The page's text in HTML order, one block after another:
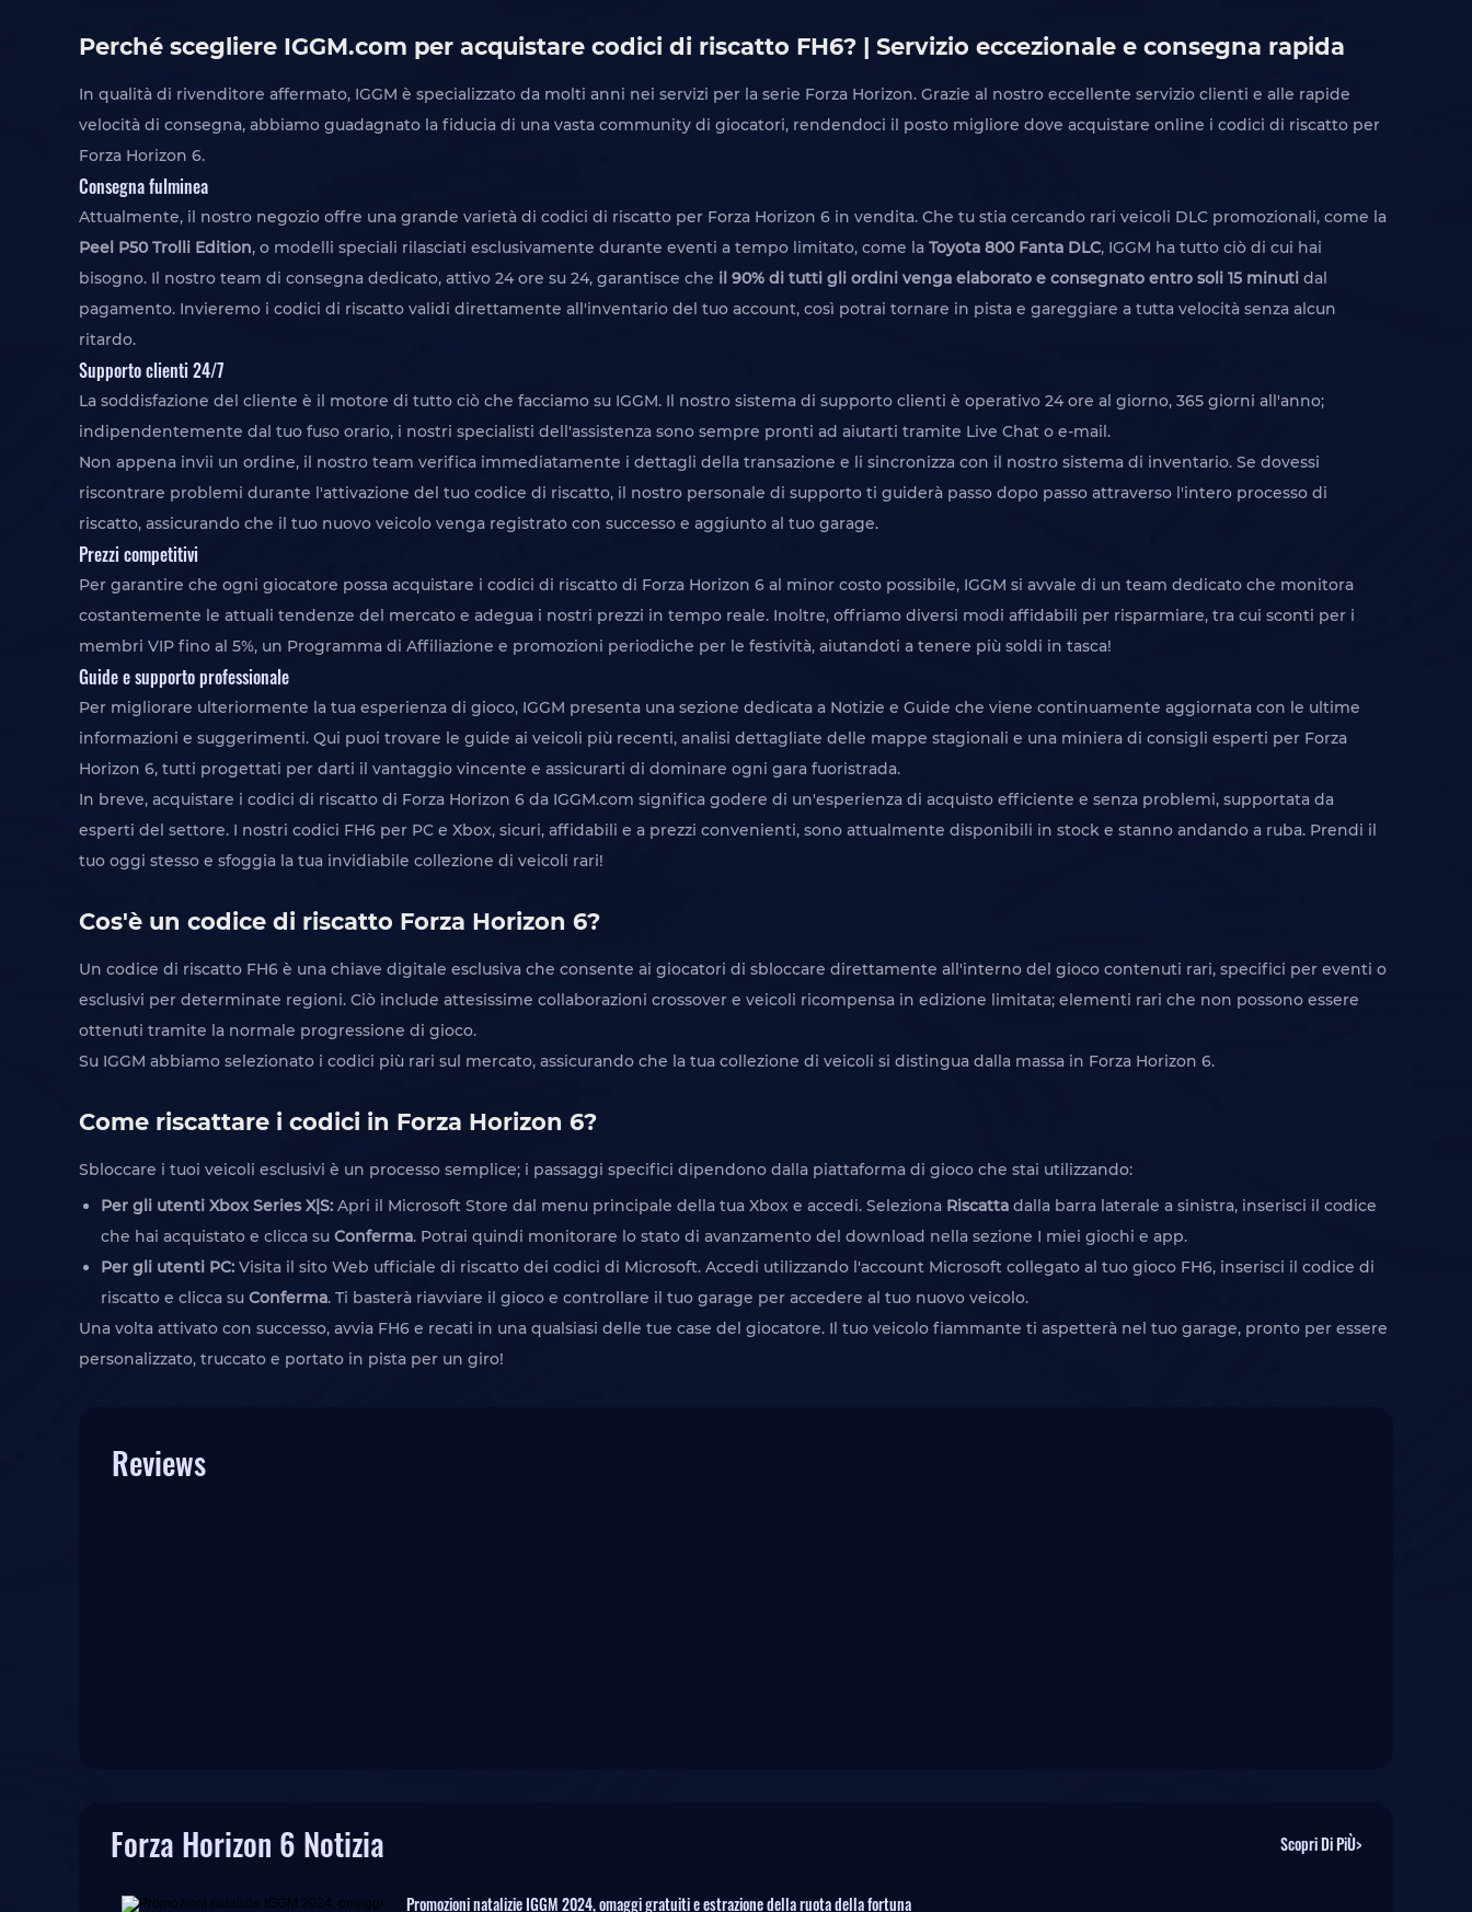
Perché scegliere IGGM.com per acquistare codici di riscatto FH6? | Servizio eccezionale e consegna rapida
In qualità di rivenditore affermato, IGGM è specializzato da molti anni nei servizi per la serie Forza Horizon. Grazie al nostro eccellente servizio clienti e alle rapide
velocità di consegna, abbiamo guadagnato la fiducia di una vasta community di giocatori, rendendoci il posto migliore dove acquistare online i codici di riscatto per
Forza Horizon 6.
Consegna fulminea
Attualmente, il nostro negozio offre una grande varietà di codici di riscatto per Forza Horizon 6 in vendita. Che tu stia cercando rari veicoli DLC promozionali, come la
Peel P50 Trolli Edition, o modelli speciali rilasciati esclusivamente durante eventi a tempo limitato, come la Toyota 800 Fanta DLC, IGGM ha tutto ciò di cui hai
bisogno. Il nostro team di consegna dedicato, attivo 24 ore su 24, garantisce che il 90% di tutti gli ordini venga elaborato e consegnato entro soli 15 minuti dal
pagamento. Invieremo i codici di riscatto validi direttamente all'inventario del tuo account, così potrai tornare in pista e gareggiare a tutta velocità senza alcun
ritardo.
Supporto clienti 24/7
La soddisfazione del cliente è il motore di tutto ciò che facciamo su IGGM. Il nostro sistema di supporto clienti è operativo 24 ore al giorno, 365 giorni all'anno;
indipendentemente dal tuo fuso orario, i nostri specialisti dell'assistenza sono sempre pronti ad aiutarti tramite Live Chat o e-mail.
Non appena invii un ordine, il nostro team verifica immediatamente i dettagli della transazione e li sincronizza con il nostro sistema di inventario. Se dovessi
riscontrare problemi durante l'attivazione del tuo codice di riscatto, il nostro personale di supporto ti guiderà passo dopo passo attraverso l'intero processo di
riscatto, assicurando che il tuo nuovo veicolo venga registrato con successo e aggiunto al tuo garage.
Prezzi competitivi
Per garantire che ogni giocatore possa acquistare i codici di riscatto di Forza Horizon 6 al minor costo possibile, IGGM si avvale di un team dedicato che monitora
costantemente le attuali tendenze del mercato e adegua i nostri prezzi in tempo reale. Inoltre, offriamo diversi modi affidabili per risparmiare, tra cui sconti per i
membri VIP fino al 5%, un Programma di Affiliazione e promozioni periodiche per le festività, aiutandoti a tenere più soldi in tasca!
Guide e supporto professionale
Per migliorare ulteriormente la tua esperienza di gioco, IGGM presenta una sezione dedicata a Notizie e Guide che viene continuamente aggiornata con le ultime
informazioni e suggerimenti. Qui puoi trovare le guide ai veicoli più recenti, analisi dettagliate delle mappe stagionali e una miniera di consigli esperti per Forza
Horizon 6, tutti progettati per darti il vantaggio vincente e assicurarti di dominare ogni gara fuoristrada.
In breve, acquistare i codici di riscatto di Forza Horizon 6 da IGGM.com significa godere di un'esperienza di acquisto efficiente e senza problemi, supportata da
esperti del settore. I nostri codici FH6 per PC e Xbox, sicuri, affidabili e a prezzi convenienti, sono attualmente disponibili in stock e stanno andando a ruba. Prendi il
tuo oggi stesso e sfoggia la tua invidiabile collezione di veicoli rari!
Cos'è un codice di riscatto Forza Horizon 6?
Un codice di riscatto FH6 è una chiave digitale esclusiva che consente ai giocatori di sbloccare direttamente all'interno del gioco contenuti rari, specifici per eventi o
esclusivi per determinate regioni. Ciò include attesissime collaborazioni crossover e veicoli ricompensa in edizione limitata; elementi rari che non possono essere
ottenuti tramite la normale progressione di gioco.
Su IGGM abbiamo selezionato i codici più rari sul mercato, assicurando che la tua collezione di veicoli si distingua dalla massa in Forza Horizon 6.
Come riscattare i codici in Forza Horizon 6?
Sbloccare i tuoi veicoli esclusivi è un processo semplice; i passaggi specifici dipendono dalla piattaforma di gioco che stai utilizzando:
Per gli utenti Xbox Series X|S: Apri il Microsoft Store dal menu principale della tua Xbox e accedi. Seleziona Riscatta dalla barra laterale a sinistra, inserisci il codice
che hai acquistato e clicca su Conferma. Potrai quindi monitorare lo stato di avanzamento del download nella sezione I miei giochi e app.
Per gli utenti PC: Visita il sito Web ufficiale di riscatto dei codici di Microsoft. Accedi utilizzando l'account Microsoft collegato al tuo gioco FH6, inserisci il codice di
riscatto e clicca su Conferma. Ti basterà riavviare il gioco e controllare il tuo garage per accedere al tuo nuovo veicolo.
Una volta attivato con successo, avvia FH6 e recati in una qualsiasi delle tue case del giocatore. Il tuo veicolo fiammante ti aspetterà nel tuo garage, pronto per essere
personalizzato, truccato e portato in pista per un giro!
Reviews
Forza Horizon 6 Notizia Scopri Di PiÙ>
Promozioni natalizie IGGM 2024, omaggi gratuiti e estrazione della ruota della fortuna